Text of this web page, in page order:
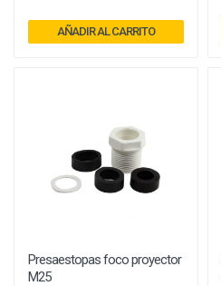
AÑADIR AL CARRITO
Presaestopas foco proyector
M25